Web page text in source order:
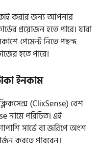
করার জন্য আপনার
প্রয়োজন হতে পারে। যারা
পেমেন্ট নিতে পছন্দ
হতে পারে।
ইনকাম
(ClixSense) বেশ
নামে পরিচিত। এই
সার্ভে বা জরিপে অংশ
করতে পারবেন।